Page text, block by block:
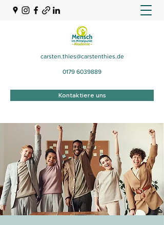
carsten.thies@carstenthies.de
0179 6039889
Kontaktiere uns